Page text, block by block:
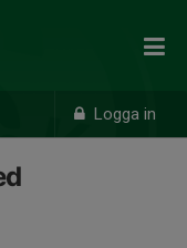
Logga in